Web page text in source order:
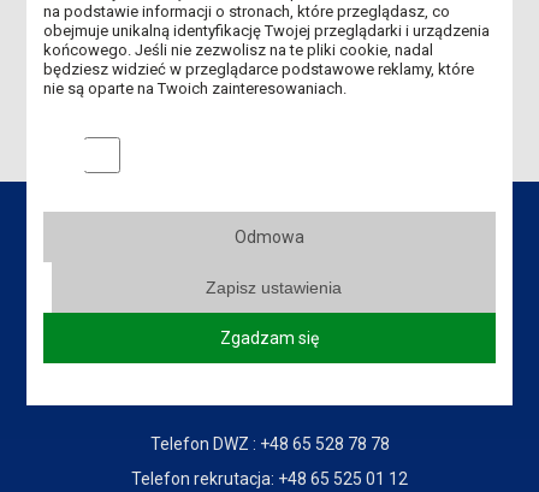
2017
2016
Dane kontaktowe
Akademia Nauk Stosowanych
Telefon DWZ : +48 65 528 78 78
Telefon rekrutacja: +48 65 525 01 12
na podstawie informacji o stronach, które przeglądasz, co
obejmuje unikalną identyfikację Twojej przeglądarki i urządzenia
końcowego. Jeśli nie zezwolisz na te pliki cookie, nadal
będziesz widzieć w przeglądarce podstawowe reklamy, które
nie są oparte na Twoich zainteresowaniach.
Marketingowe pliki cookies
Odmowa
Zapisz ustawienia
Zgadzam się